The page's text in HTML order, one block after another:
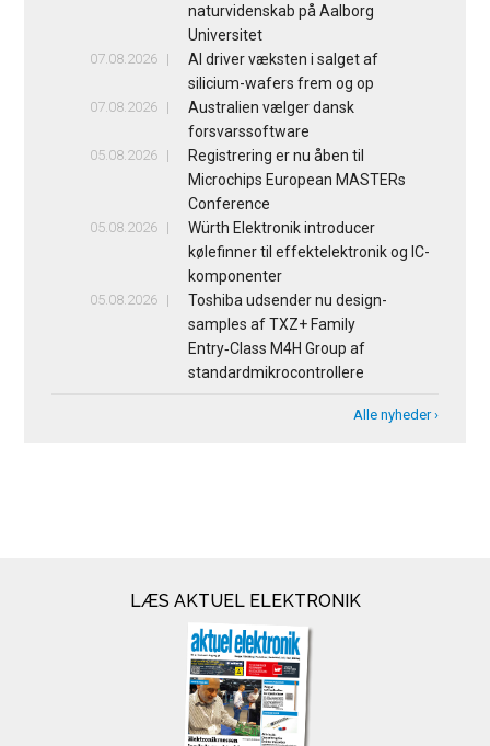
naturvidenskab på Aalborg
Universitet
07.08.2026
AI driver væksten i salget af
silicium-wafers frem og op
07.08.2026
Australien vælger dansk
forsvarssoftware
05.08.2026
Registrering er nu åben til
Microchips European MASTERs
Conference
05.08.2026
Würth Elektronik introducer
kølefinner til effektelektronik og IC-
komponenter
05.08.2026
Toshiba udsender nu design-
samples af TXZ+ Family
Entry‑Class M4H Group af
standardmikrocontrollere
Alle nyheder ›
LÆS AKTUEL ELEKTRONIK